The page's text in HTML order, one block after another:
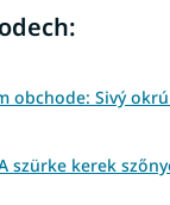
obchode: Sivý
szürke kerek